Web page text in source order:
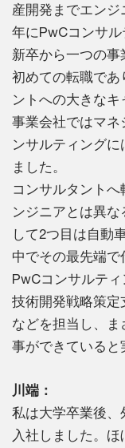
産開発までエンジ
年にPwCコンサル
新卒から一つの
初めての転職であ
ントへの大きなキ
事業会社ではマネ
ンサルティング
ました。
コンサルタント
ンジニアとは異
して2つ目は自動
中でその最先端で
PwCコンサルテ
技術開発戦略策
などを担当し、
事ができていると
川端：
私は大学卒業後、
入社しました。